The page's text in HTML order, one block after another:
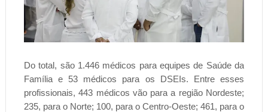
Do total, são 1.446 médicos para equipes de Saúde da
Família e 53 médicos para os DSEIs. Entre esses
profissionais, 443 médicos vão para a região Nordeste;
235, para o Norte; 100, para o Centro-Oeste; 461, para o